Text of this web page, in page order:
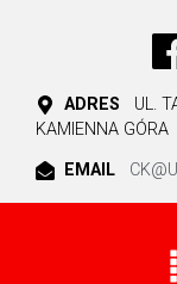
ADRES
UL.
KAMIENNA GÓRA
EMAIL